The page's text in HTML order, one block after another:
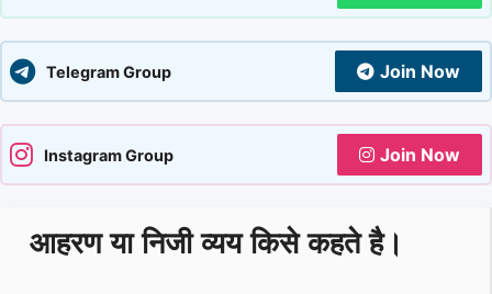
Telegram Group Join Now
Instagram Group Join Now
आहरण या निजी व्यय किसे कहते है।